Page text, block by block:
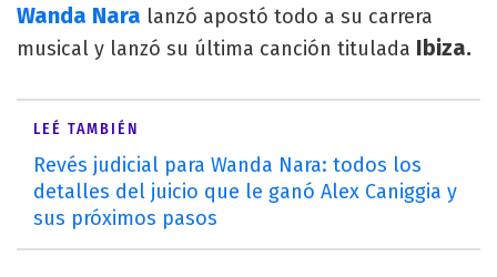
Wanda Nara lanzó apostó todo a su carrera
musical y lanzó su última canción titulada Ibiza.
LEÉ TAMBIÉN
Revés judicial para Wanda Nara: todos los
detalles del juicio que le ganó Alex Caniggia y
sus próximos pasos